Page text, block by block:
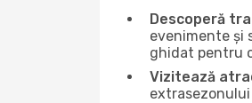
Descoperă
evenimente și
ghidat pentru
Vizitează